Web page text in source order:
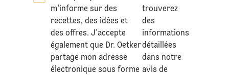
m'informe sur des
recettes, des idées et
des offres. J'accepte
également que Dr. Oetker
partage mon adresse
électronique sous forme
trouverez
des
informations
détaillées
dans notre
avis de